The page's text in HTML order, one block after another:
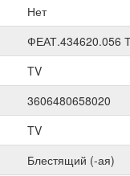
Нет
ФЕАТ.434620.056
TV
3606480658020
TV
Блестящий (-ая)